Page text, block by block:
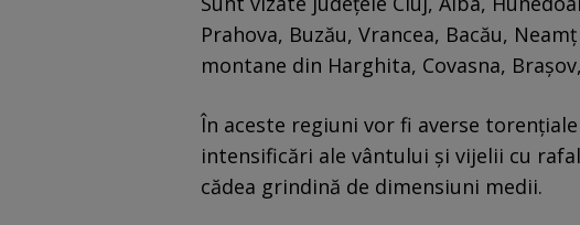
Prahova, Buzău, Vrancea, Bacău,
montane din Harghita, Covasna,
În aceste regiuni vor fi averse
intensificări ale vântului și vijelii cu
cădea grindină de dimensiuni medii.